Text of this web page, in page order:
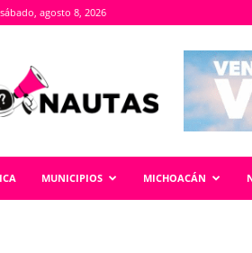
sábado, agosto 8, 2026
MUNICIPIOS MICHOACÁN